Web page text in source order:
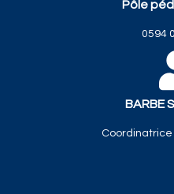
Pôle
0594
BARBE